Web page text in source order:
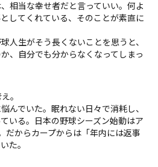
相当な幸せ者だと言っていい。何よ
してくれている、そのことが素直に
人生がそう長くないことを思うと、
、自分でも分からなくなってしまっ
。
んでいた。眠れない日々で消耗し、
いる。日本の野球シーズン始動はア
だからカープからは「年内には返事
た。